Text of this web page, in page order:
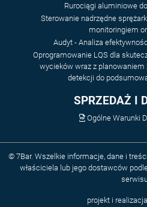
Rurociągi aluminiowe
Sterowanie nadrzędne
monitoringiem
Audyt - Analiza
Oprogramowanie LQS dla
wycieków wraz z
detekcji do
SPRZEDAŻ I
Ogólne Warunki
© 7Bar. Wszelkie informacje, dane i
właściciela lub jego dostawców
projekt i